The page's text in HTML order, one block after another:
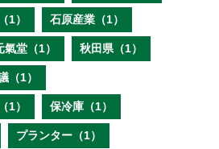
1） 石原産業（1）
氣堂（1） 秋田県（1）
（1）
1） 保冷庫（1）
プランター（1）